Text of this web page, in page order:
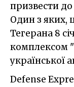
призвести до
Один з яких,
Тегерана 8
комплексом
української
Defense